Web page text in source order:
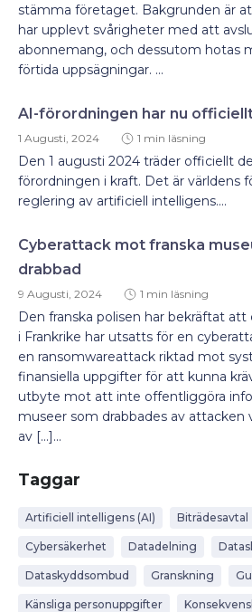
stämma företaget. Bakgrunden är
har upplevt svårigheter med att
abonnemang, och dessutom hotas
förtida uppsägningar. ...
AI-förordningen har nu
1 Augusti, 2024 1 min läsning
Den 1 augusti 2024 träder officiellt
förordningen i kraft. Det är världens
reglering av artificiell intelligens....
Cyberattack mot franska
drabbad
9 Augusti, 2024 1 min läsning
Den franska polisen har bekräftat
i Frankrike har utsatts för en
en ransomwareattack riktad mot
finansiella uppgifter för att kunna
utbyte mot att inte offentliggöra
museer som drabbades av attacken
av […]...
Taggar
Artificiell intelligens (AI) Biträdesavtal
Cybersäkerhet Datadelning
Dataskyddsombud Granskning
Känsliga personuppgifter